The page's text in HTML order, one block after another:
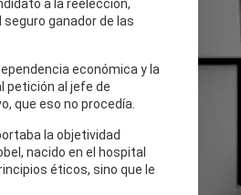
a la reelección,
seguro ganador de las
económica y la
petición al jefe de
que eso no procedía.
la objetividad
nacido en el hospital
éticos, sino que le